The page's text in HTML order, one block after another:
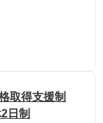
取得支援制
日制